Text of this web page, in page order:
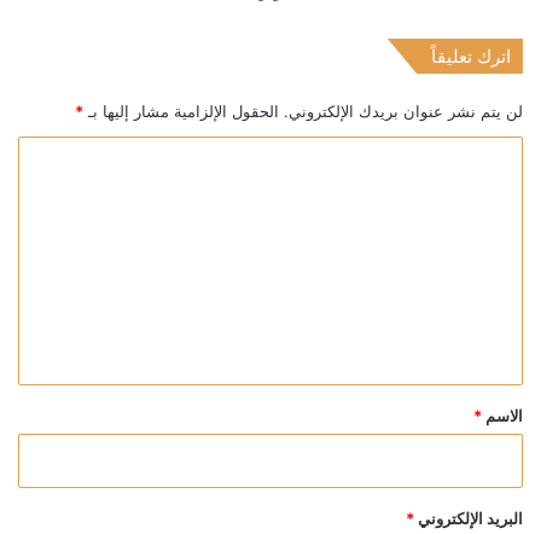
اترك تعليقاً
لن يتم نشر عنوان بريدك الإلكتروني. الحقول الإلزامية مشار إليها بـ *
*
الاسم *
البريد الإلكتروني *